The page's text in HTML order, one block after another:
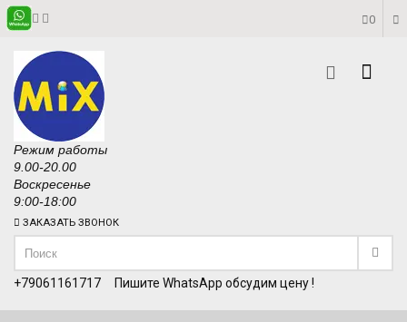
0
Режим работы
9.00-20.00
Воскресенье
9:00-18:00
ЗАКАЗАТЬ ЗВОНОК
+79061161717 Пишите WhatsApp обсудим цену !